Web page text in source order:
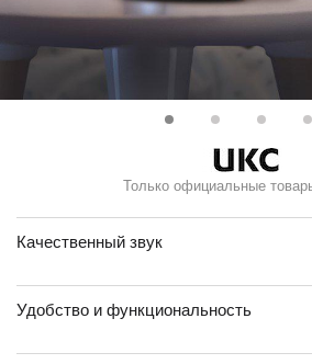
Только официальные
Качественный звук
Удобство и функциональность